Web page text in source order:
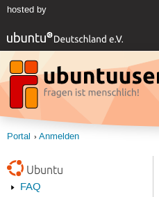
hosted by
Portal Anmelden
Ubuntu
FAQ